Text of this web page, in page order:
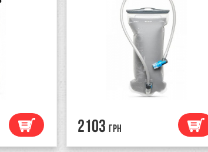
2103 грн